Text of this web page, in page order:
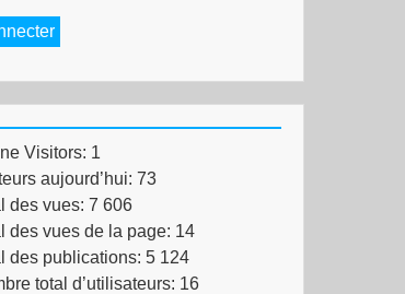
Visitors: 1
aujourd’hui: 73
des vues: 7 606
des vues de la page: 14
des publications: 5 124
total d’utilisateurs: 16